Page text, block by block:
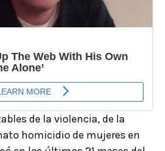
de la violencia, de la
homicidio de mujeres en